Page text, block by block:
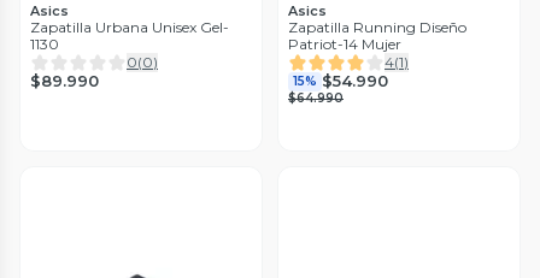
Asics
Zapatilla Urbana Unisex Gel-
1130
0(0)
$89.990
Asics
Zapatilla Running Diseño
Patriot-14 Mujer
4(1)
15% $54.990
$64.990